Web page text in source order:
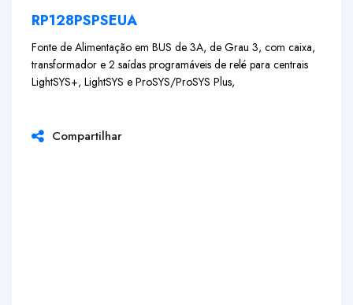
RP128PSPSEUA
Fonte de Alimentação em BUS de 3A, de Grau 3, com caixa,
transformador e 2 saídas programáveis de relé para centrais
LightSYS+, LightSYS e ProSYS/ProSYS Plus,
Compartilhar